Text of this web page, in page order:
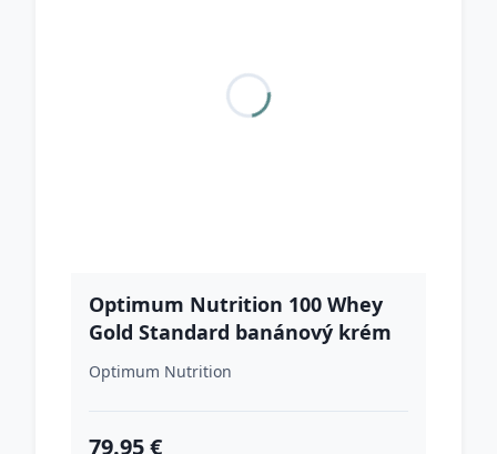
Optimum Nutrition 100 Whey
Gold Standard banánový krém
Optimum Nutrition
79.95 €